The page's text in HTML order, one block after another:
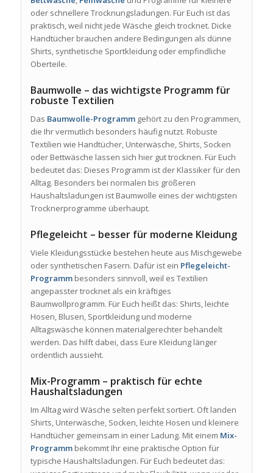
oder schnellere Trocknungsladungen. Für Euch ist das
praktisch, weil nicht jede Wäsche gleich trocknet. Dicke
Handtücher brauchen andere Bedingungen als dünne
Shirts, synthetische Sportkleidung oder empfindliche
Oberteile.
Baumwolle – das wichtigste Programm für
robuste Textilien
Das Baumwolle-Programmgehört zu den Programmen,
die Ihr vermutlich besonders häufig nutzt. Robuste
Textilien wie Handtücher, Unterwäsche, Shirts, Socken
oder Bettwäsche lassen sich hier gut trocknen. Für Euch
bedeutet das: Dieses Programm ist der Klassiker für den
Alltag. Besonders bei normalen bis größeren
Haushaltsladungen ist Baumwolle eines der wichtigsten
Trocknerprogramme überhaupt.
Pflegeleicht – besser für moderne Kleidung
Viele Kleidungsstücke bestehen heute aus Mischgewebe
oder synthetischen Fasern. Dafür ist ein Pflegeleicht-
Programmbesonders sinnvoll, weil es Textilien
angepasster trocknet als ein kräftiges
Baumwollprogramm. Für Euch heißt das: Shirts, leichte
Hosen, Blusen, Sportkleidung und moderne
Alltagswäsche können materialgerechter behandelt
werden. Das hilft dabei, dass Eure Kleidung länger
ordentlich aussieht.
Mix-Programm – praktisch für echte
Haushaltsladungen
Im Alltag wird Wäsche selten perfekt sortiert. Oft landen
Shirts, Unterwäsche, Socken, leichte Hosen und kleinere
Handtücher gemeinsam in einer Ladung. Mit einem Mix-
Programmbekommt Ihr eine praktische Option für
typische Haushaltsladungen. Für Euch bedeutet das: